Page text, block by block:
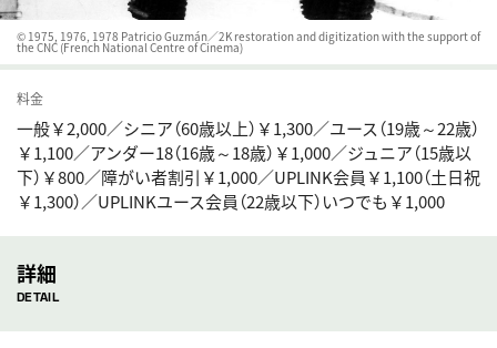
© 1975, 1976, 1978 Patricio Guzmán／2K restoration and digitization with the support of
the CNC (French National Centre of Cinema)
料金
一般￥2,000／シニア（60歳以上）￥1,300／ユース（19歳～22歳）
￥1,100／アンダー18（16歳～18歳）￥1,000／ジュニア（15歳以
下）￥800／障がい者割引￥1,000／UPLINK会員￥1,100（土日祝
￥1,300）／UPLINKユース会員（22歳以下）いつでも￥1,000
詳細
DETAIL